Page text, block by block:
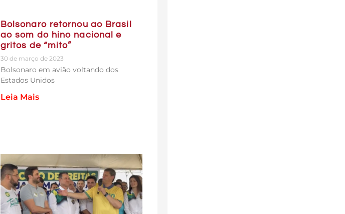
Bolsonaro retornou ao Brasil
ao som do hino nacional e
gritos de “mito”
30 de março de 2023
Bolsonaro em avião voltando dos
Estados Unidos
Leia Mais